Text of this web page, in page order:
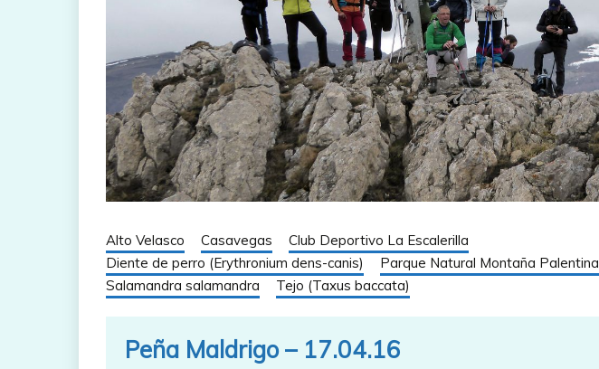
Alto Velasco Casavegas
Club Deportivo La Escalerilla
Diente de perro (Erythronium dens-canis)
Parque Natural Montaña Palentina
Salamandra salamandra
Tejo (Taxus baccata)
Peña Maldrigo – 17.04.16